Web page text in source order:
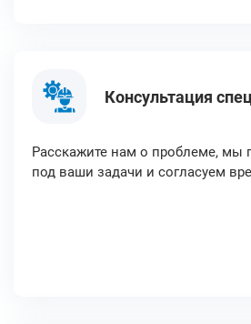
Консультация
Расскажите нам о проблеме, мы
под ваши задачи и согласуем